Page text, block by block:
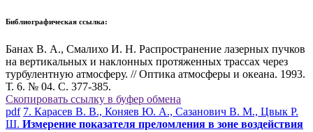
Библиографическая ссылка:
Банах В. А., Смалихо И. Н. Распространение лазерных пучков
на вертикальных и наклонных протяженных трассах через
турбулентную атмосферу. // Оптика атмосферы и океана. 1993.
Т. 6. № 04. С. 377-385.
Скопировать ссылку в буфер обмена
pdf 7. Карасев В. В., Коняев Ю. А., Сазанович В. М., Цвык Р.
Ш. Измерение показателя преломления в зоне воздействия